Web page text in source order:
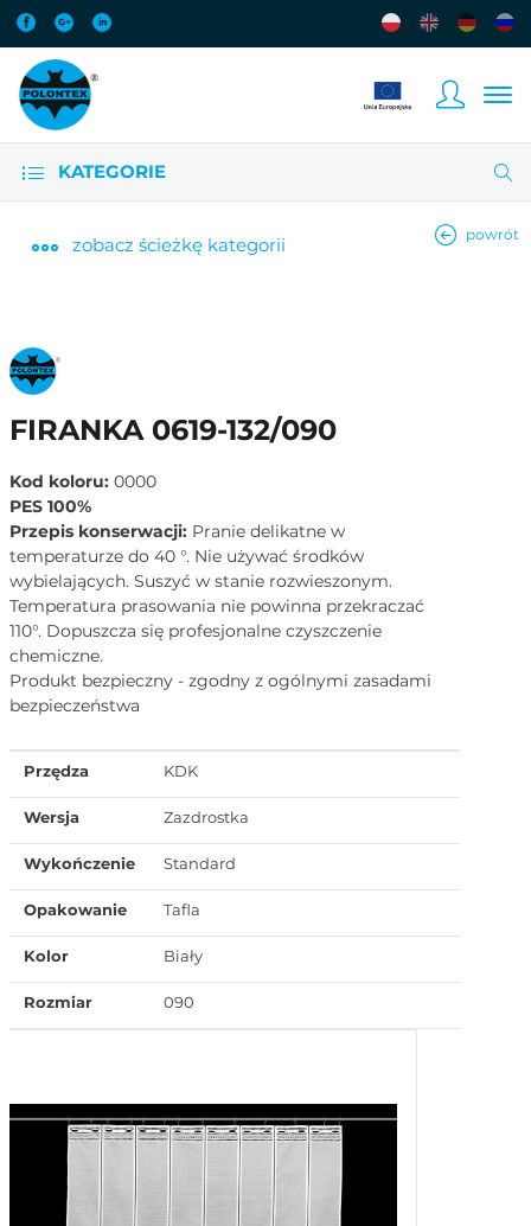
KATEGORIE
zobacz ścieżkę kategorii powrót
FIRANKA 0619-132/090
Kod koloru: 0000
PES 100%
Przepis konserwacji: Pranie delikatne w
temperaturze do 40 °. Nie używać środków
wybielających. Suszyć w stanie rozwieszonym.
Temperatura prasowania nie powinna przekraczać
110°. Dopuszcza się profesjonalne czyszczenie
chemiczne.
Produkt bezpieczny - zgodny z ogólnymi zasadami
bezpieczeństwa
Przędza KDK
Wersja Zazdrostka
Wykończenie Standard
Opakowanie Tafla
Kolor Biały
Rozmiar 090